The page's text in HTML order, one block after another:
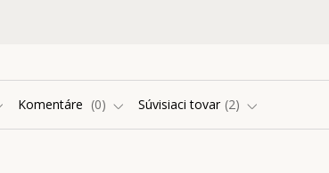
Komentáre 0 Súvisiaci tovar 2